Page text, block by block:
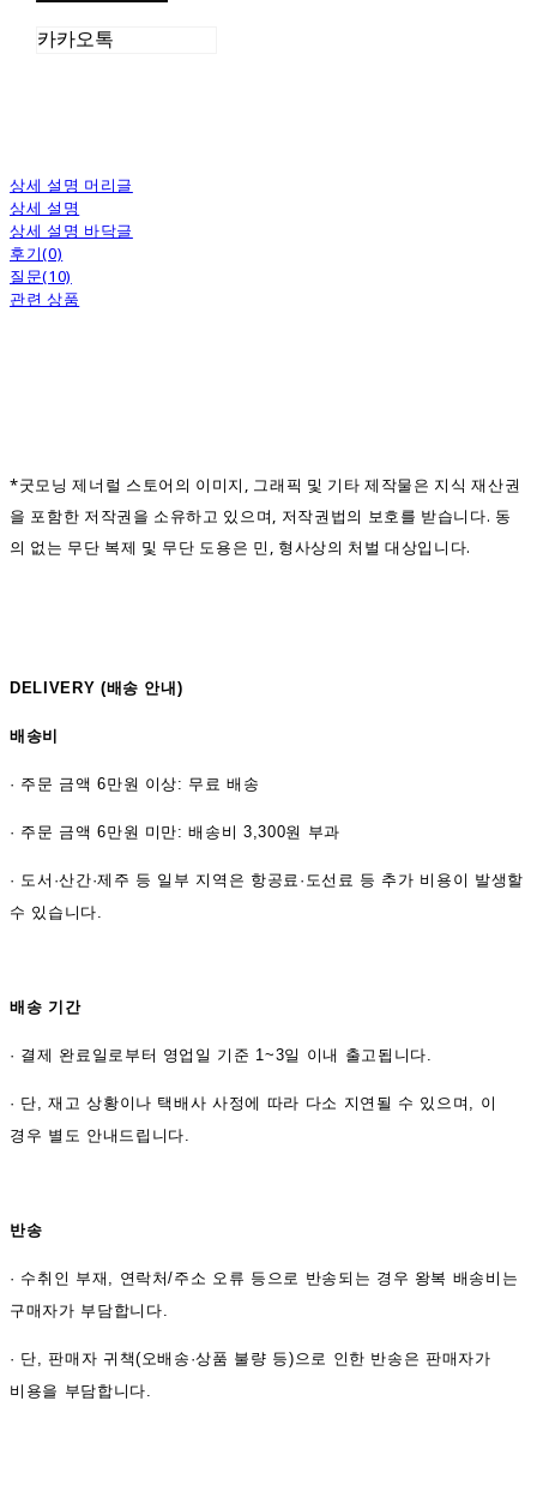
카카오톡
상세 설명 머리글
상세 설명
상세 설명 바닥글
후기(0)
질문(10)
관련 상품
*굿모닝 제너럴 스토어의 이미지, 그래픽 및 기타 제작물은 지식 재산권
을 포함한 저작권을 소유하고 있으며, 저작권법의 보호를 받습니다. 동
의 없는 무단 복제 및 무단 도용은 민, 형사상의 처벌 대상입니다.
DELIVERY (배송 안내)
배송비
· 주문 금액 6만원 이상: 무료 배송
· 주문 금액 6만원 미만: 배송비 3,300원 부과
· 도서·산간·제주 등 일부 지역은 항공료·도선료 등 추가 비용이 발생할
수 있습니다.
배송 기간
· 결제 완료일로부터 영업일 기준 1~3일 이내 출고됩니다.
· 단, 재고 상황이나 택배사 사정에 따라 다소 지연될 수 있으며, 이
경우 별도 안내드립니다.
반송
· 수취인 부재, 연락처/주소 오류 등으로 반송되는 경우 왕복 배송비는
구매자가 부담합니다.
· 단, 판매자 귀책(오배송·상품 불량 등)으로 인한 반송은 판매자가
비용을 부담합니다.